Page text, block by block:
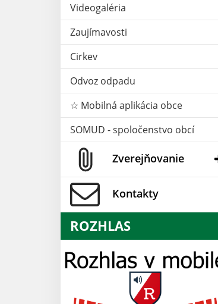
Videogaléria
Zaujímavosti
Cirkev
Odvoz odpadu
☆ Mobilná aplikácia obce
SOMUD - spoločenstvo obcí
Zverejňovanie
Kontakty
ROZHLAS